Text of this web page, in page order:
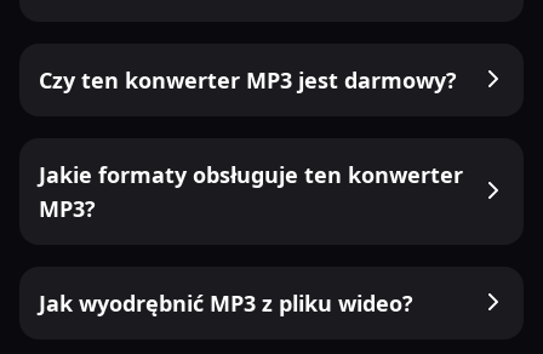
Czy ten konwerter MP3 jest darmowy?
Jakie formaty obsługuje ten konwerter
MP3?
Jak wyodrębnić MP3 z pliku wideo?